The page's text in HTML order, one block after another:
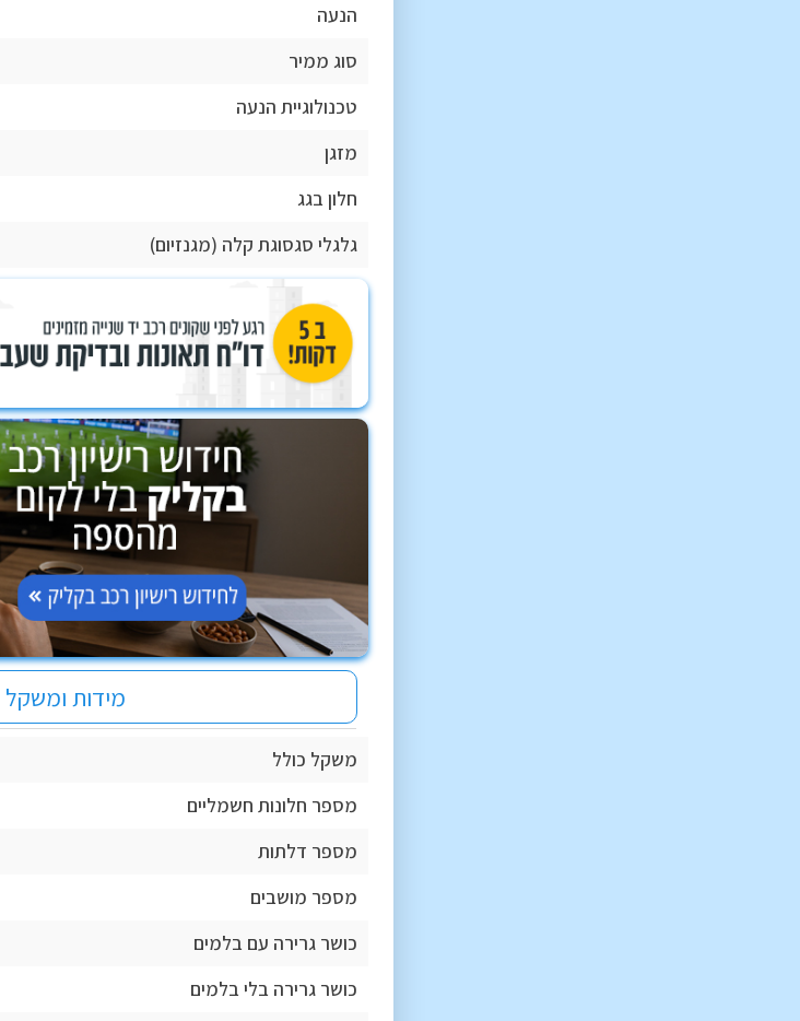
הנעה
סוג ממיר
טכנולוגיית הנעה
מזגן
חלון בגג
גלגלי סגסוגת קלה (מגנזיום)
מידות ומשקל
משקל כולל
מספר חלונות חשמליים
מספר דלתות
מספר מושבים
כושר גרירה עם בלמים
כושר גרירה בלי בלמים